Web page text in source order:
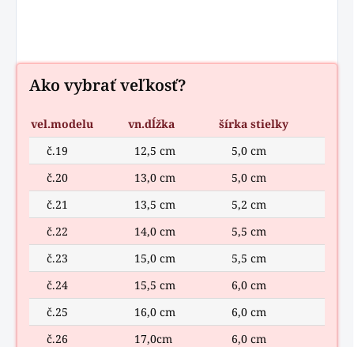
Ako vybrať veľkosť?
vel.modelu vn.dĺžka
šírka stielky
č.19
12,5 cm
5,0 cm
č.20
13,0 cm
5,0 cm
č.21
13,5 cm
5,2 cm
č.22
14,0 cm
5,5 cm
č.23
15,0 cm
5,5 cm
č.24
15,5 cm
6,0 cm
č.25
16,0 cm
6,0 cm
č.26
17,0cm 6,0 cm